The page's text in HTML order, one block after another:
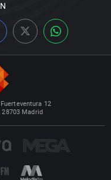
12
28703 Madrid